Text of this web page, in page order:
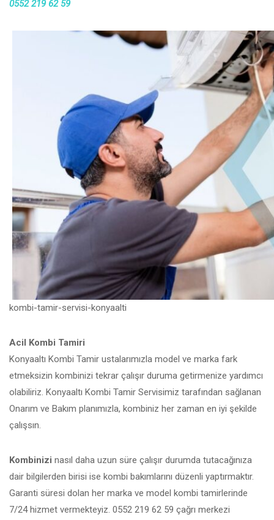
0552 219 62 59
kombi-tamir-servisi-konyaalti
Acil Kombi Tamiri
Konyaaltı Kombi Tamir ustalarımızla model ve marka fark
etmeksizin kombinizi tekrar çalışır duruma getirmenize yardımcı
olabiliriz. Konyaaltı Kombi Tamir Servisimiz tarafından sağlanan
Onarım ve Bakım planımızla, kombiniz her zaman en iyi şekilde
çalışsın.
Kombinizi nasıl daha uzun süre çalışır durumda tutacağınıza
dair bilgilerden birisi ise kombi bakımlarını düzenli yaptırmaktır.
Garanti süresi dolan her marka ve model kombi tamirlerinde
7/24 hizmet vermekteyiz. 0552 219 62 59 çağrı merkezi